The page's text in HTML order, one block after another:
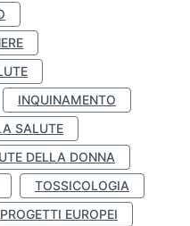
INQUINAMENTO
SALUTE
DELLA DONNA
TOSSICOLOGIA
PROGETTI EUROPEI